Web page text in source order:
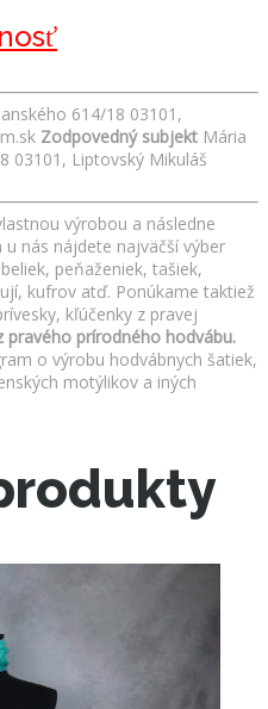
614/18 03101,
Zodpovedný subjekt Mária
03101, Liptovský Mikuláš
výrobou a následne
nás nájdete najväčší výber
peňaženiek, tašiek,
kufrov atď. Ponúkame taktiež
kľúčenky z pravej
pravého prírodného hodvábu.
o výrobu hodvábnych šatiek,
motýlikov a iných